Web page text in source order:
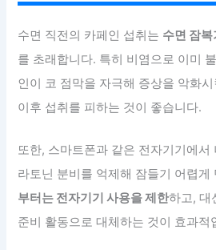
수면 직전의 카페인 섭취는 수면 잠
를 초래합니다. 특히 비염으로 이미
인이 코 점막을 자극해 증상을 악화
이후 섭취를 피하는 것이 좋습니다.
또한, 스마트폰과 같은 전자기기에서
라토닌 분비를 억제해 잠들기 어렵게
부터는 전자기기 사용을 제한하고, 대
준비 활동으로 대체하는 것이 효과적